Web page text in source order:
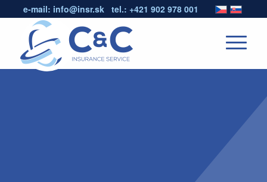
e-mail: info@insr.sktel.: +421 902 978 001